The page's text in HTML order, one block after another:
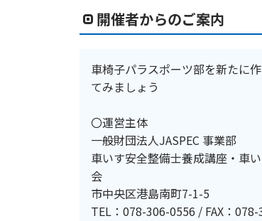
開催者からのご案内
車椅子パラスポーツ部を新たに
てみましょう
〇運営主体
一般財団法人JASPEC 事業部
車いす安全整備士養成講座・車
会 〒
市中央区港島南町7-1-5
TEL：078-306-0556 / FAX：